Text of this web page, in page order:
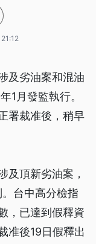
及劣油案和混油
1月發監執行。
署裁准後，稍早
及頂新劣油案，
台中高分檢指
，已達到假釋資
准後19日假釋出